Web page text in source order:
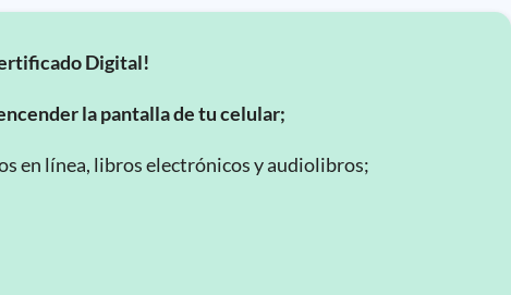
Digital!
la pantalla de tu celular;
en línea, libros electrónicos y audiolibros;